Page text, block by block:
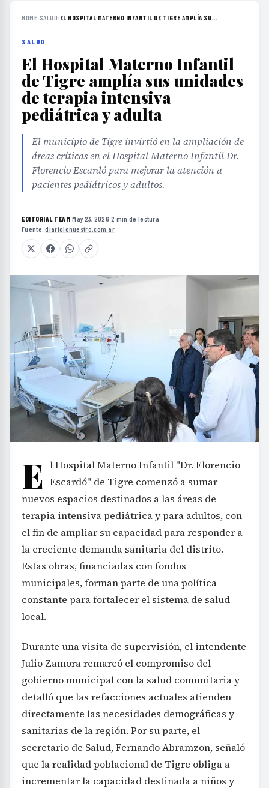
HOME› SALUD› EL HOSPITAL MATERNO INFANTIL DE TIGRE AMPLÍA SU...
SALUD
El Hospital Materno Infantil
de Tigre amplía sus unidades
de terapia intensiva
pediátrica y adulta
El municipio de Tigre invirtió en la ampliación de
áreas críticas en el Hospital Materno Infantil Dr.
Florencio Escardó para mejorar la atención a
pacientes pediátricos y adultos.
EDITORIAL TEAM·May 23, 2026·2 min de lectura·
Fuente:diariolonuestro.com.ar
E l Hospital Materno Infantil "Dr. Florencio
Escardó" de Tigre comenzó a sumar
nuevos espacios destinados a las áreas de
terapia intensiva pediátrica y para adultos, con
el fin de ampliar su capacidad para responder a
la creciente demanda sanitaria del distrito.
Estas obras, financiadas con fondos
municipales, forman parte de una política
constante para fortalecer el sistema de salud
local.
Durante una visita de supervisión, el intendente
Julio Zamora remarcó el compromiso del
gobierno municipal con la salud comunitaria y
detalló que las refacciones actuales atienden
directamente las necesidades demográficas y
sanitarias de la región. Por su parte, el
secretario de Salud, Fernando Abramzon, señaló
que la realidad poblacional de Tigre obliga a
incrementar la capacidad destinada a niños y